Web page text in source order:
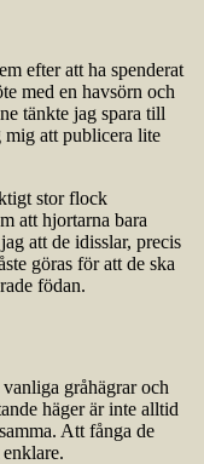
efter att ha spenderat
med en havsörn och
tänkte jag spara till
mig att publicera lite
stor flock
att hjortarna bara
att de idisslar, precis
göras för att de ska
födan.
gråhägrar och
häger är inte alltid
Att fånga de